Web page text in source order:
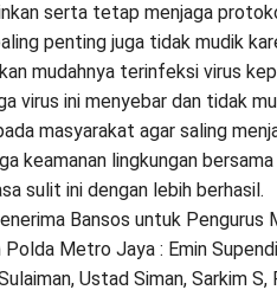
serta tetap menjaga
penting juga tidak mudik
mudahnya terinfeksi virus
virus ini menyebar dan tidak
masyarakat agar saling
keamanan lingkungan
sulit ini dengan lebih berhasil.
Bansos untuk Pengurus
Metro Jaya : Emin
Ustad Siman, Sarkim S,